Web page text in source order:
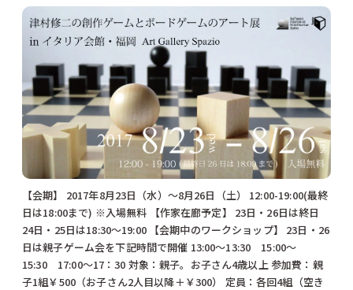
【会期】 2017年8月23日（水）～8月26日（土） 12:00-19:00(最終
日は18:00まで) ※入場無料 【作家在廊予定】 23日・26日は終日
24日・25日は18:30～19:00 【会期中のワークショップ】 23日・26
日は親子ゲーム会を下記時間で開催 13:00～13:30 15:00～
15:30 17:00～17：30 対象：親子。お子さん4歳以上 参加費：親
子1組￥500（お子さん2人目以降＋￥300） 定員：各回4組（空き